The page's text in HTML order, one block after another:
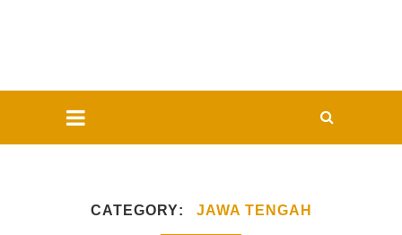
CATEGORY JAWA TENGAH